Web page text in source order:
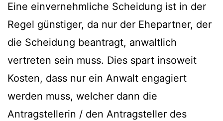
Eine einvernehmliche Scheidung ist in der
Regel günstiger, da nur der Ehepartner, der
die Scheidung beantragt, anwaltlich
vertreten sein muss. Dies spart insoweit
Kosten, dass nur ein Anwalt engagiert
werden muss, welcher dann die
Antragstellerin / den Antragsteller des